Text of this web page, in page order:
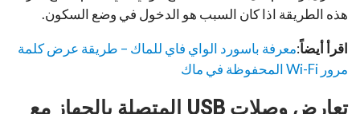
هذه الطريقة اذا كان السبب هو الدخول في وضع السكون.
اقرأ أيضاً:معرفة باسورد الواي فاي للماك – طريقة عرض كلمة
مرور Wi-Fi المحفوظة في ماك
تعارض وصلات USB المتصلة بالجهاز مع